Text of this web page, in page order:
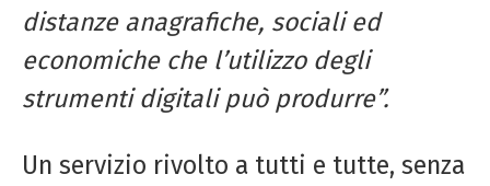
distanze anagrafiche, sociali ed
economiche che l’utilizzo degli
strumenti digitali può produrre”.
Un servizio rivolto a tutti e tutte, senza